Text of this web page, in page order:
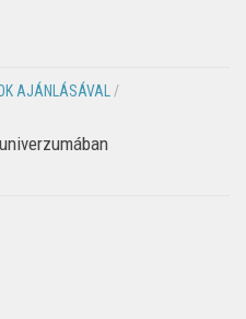
AJÁNLÁSÁVAL/